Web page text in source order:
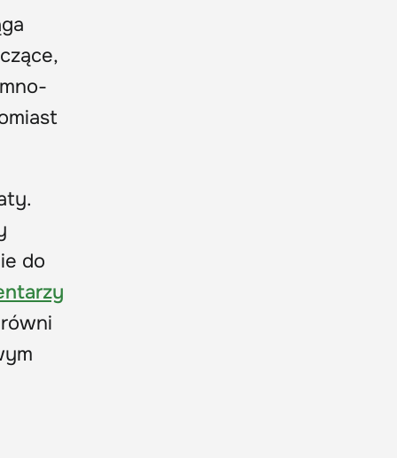
do